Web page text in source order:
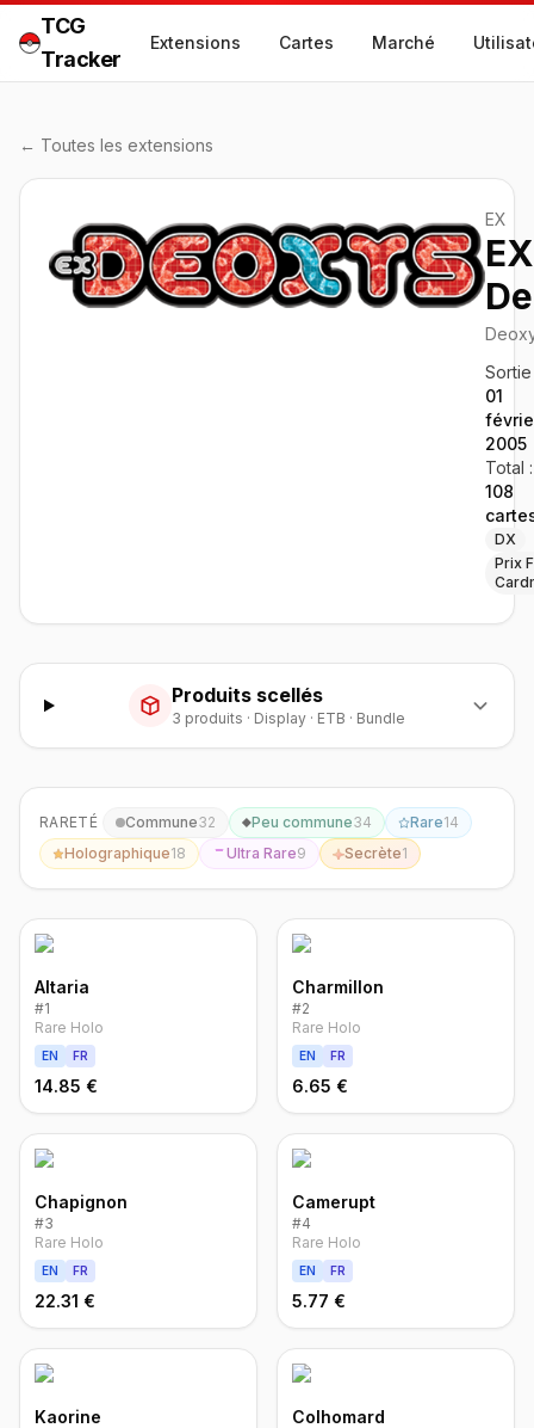
TCG
Tracker
Extensions Cartes Marché
← Toutes les extensions
EX
EX
Sortie
01
2005
Total :
108
DX
Prix
Produits scellés
3 produits · Display · ETB · Bundle
RARETÉ Commune32 Peu commune34 Rare14
Holographique18 Ultra Rare9 Secrète1
Altaria
#1
Rare Holo
EN FR
14.85 €
Charmillon
#2
Rare Holo
EN FR
6.65 €
Chapignon
#3
Rare Holo
EN FR
22.31 €
Camerupt
#4
Rare Holo
EN FR
5.77 €
Kaorine Colhomard